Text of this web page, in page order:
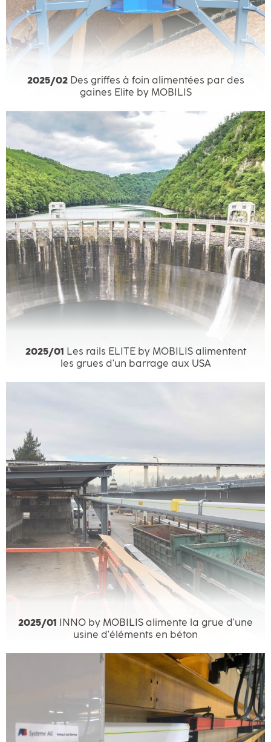
2025/02Des griffes à foin alimentées par des
gaines Elite by MOBILIS
2025/01 Les rails ELITE by MOBILIS alimentent
les grues d'un barrage aux USA
2025/01 INNO by MOBILIS alimente la grue d'une
usine d'éléments en béton